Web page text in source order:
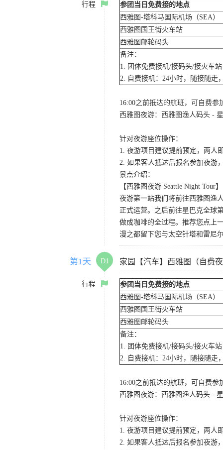
行程
参团当日免费接的地点
西雅图-塔科马国际机场（SEA）
西雅图国王街火车站
西雅图邮轮码头
备注：
1. 团体免费接机/接码头/接火车
2. 自费接机：24小时，随接随走
16:00之前抵达的航班，可自费参
西雅图夜游：西雅图渔人码头 -
针对夜游座位操作：
1. 夜游项目建议提前预定，两人
2. 如果客人抵达后报名参加夜游
景点介绍：
【西雅图夜游 Seattle Night Tour】
夜游第一站我们将前往西雅图渔
正式运营。之后前往星巴克全球
做成咖啡的全过程。推荐您点上
漫之都留下您与太空针塔和雷尼
第1天 D1 家园【汽车】西雅图（自费
行程
参团当日免费接的地点
西雅图-塔科马国际机场（SEA）
西雅图国王街火车站
西雅图邮轮码头
备注：
1. 团体免费接机/接码头/接火车
2. 自费接机：24小时，随接随走
16:00之前抵达的航班，可自费参
西雅图夜游：西雅图渔人码头 -
针对夜游座位操作：
1. 夜游项目建议提前预定，两人
2. 如果客人抵达后报名参加夜游